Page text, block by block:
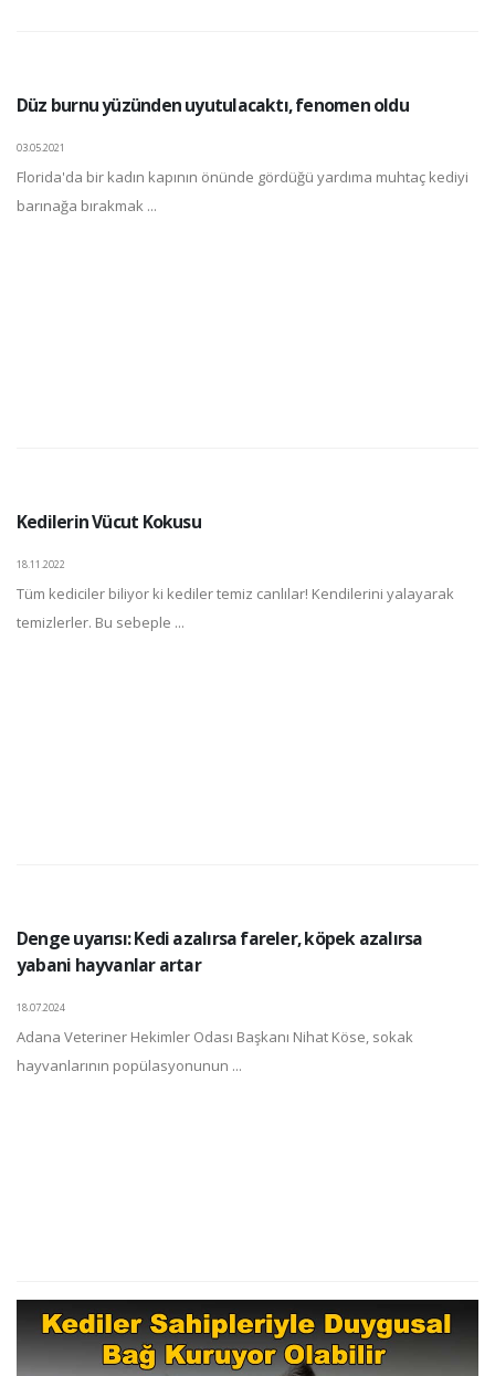
Düz burnu yüzünden uyutulacaktı, fenomen oldu
03.05.2021
Florida'da bir kadın kapının önünde gördüğü yardıma muhtaç kediyi
barınağa bırakmak ...
Kedilerin Vücut Kokusu
18.11.2022
Tüm kediciler biliyor ki kediler temiz canlılar! Kendilerini yalayarak
temizlerler. Bu sebeple ...
Denge uyarısı: Kedi azalırsa fareler, köpek azalırsa
yabani hayvanlar artar
18.07.2024
Adana Veteriner Hekimler Odası Başkanı Nihat Köse, sokak
hayvanlarının popülasyonunun ...